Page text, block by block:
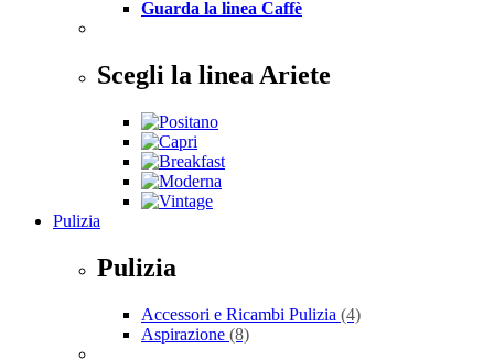
Guarda la linea Caffè
Scegli la linea Ariete
Pulizia
Pulizia
Accessori e Ricambi Pulizia (4)
Aspirazione (8)